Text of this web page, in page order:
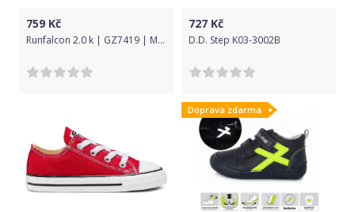
759 Kč
Runfalcon 2.0 k | GZ7419 | Modrá | 32
727 Kč
D.D. Step K03-3002B
Doprava zdarma